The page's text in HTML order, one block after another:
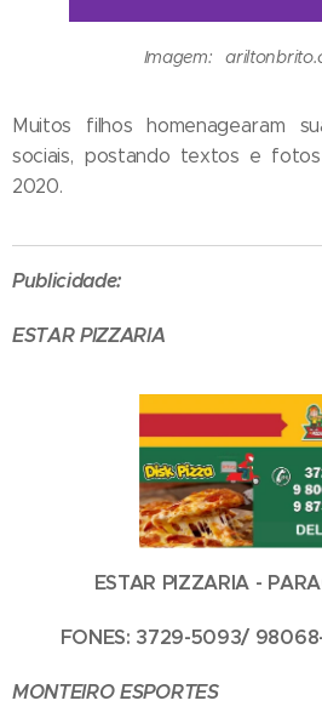
Imagem:
Muitos filhos homenagearam
sociais, postando textos e
2020.
Publicidade:
ESTAR PIZZARIA
ESTAR PIZZARIA -
FONES: 3729-5093/ 98068-
MONTEIRO ESPORTES